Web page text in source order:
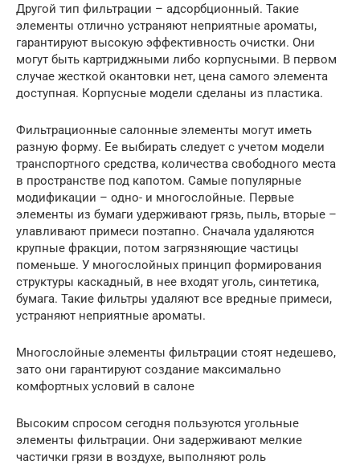
Другой тип фильтрации – адсорбционный. Такие
элементы отлично устраняют неприятные ароматы,
гарантируют высокую эффективность очистки. Они
могут быть картриджными либо корпусными. В первом
случае жесткой окантовки нет, цена самого элемента
доступная. Корпусные модели сделаны из пластика.
Фильтрационные салонные элементы могут иметь
разную форму. Ее выбирать следует с учетом модели
транспортного средства, количества свободного места
в пространстве под капотом. Самые популярные
модификации – одно- и многослойные. Первые
элементы из бумаги удерживают грязь, пыль, вторые –
улавливают примеси поэтапно. Сначала удаляются
крупные фракции, потом загрязняющие частицы
поменьше. У многослойных принцип формирования
структуры каскадный, в нее входят уголь, синтетика,
бумага. Такие фильтры удаляют все вредные примеси,
устраняют неприятные ароматы.
Многослойные элементы фильтрации стоят недешево,
зато они гарантируют создание максимально
комфортных условий в салоне
Высоким спросом сегодня пользуются угольные
элементы фильтрации. Они задерживают мелкие
частички грязи в воздухе, выполняют роль